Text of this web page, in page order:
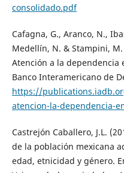
consolidado.pdf
Cafagna, G., Aranco, N.,
Medellín, N. & Stampini,
Atención a la dependencia
Banco Interamericano de
https://
atencion-la-dependencia-
Castrejón Caballero, J.L.
de la población mexicana
edad, etnicidad y género.